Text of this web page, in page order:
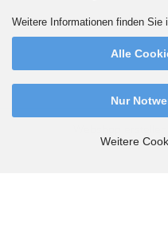
Weitere Informationen finden Sie
Alle
Nur
Weitere
Wir versenden auch an Packstationen.